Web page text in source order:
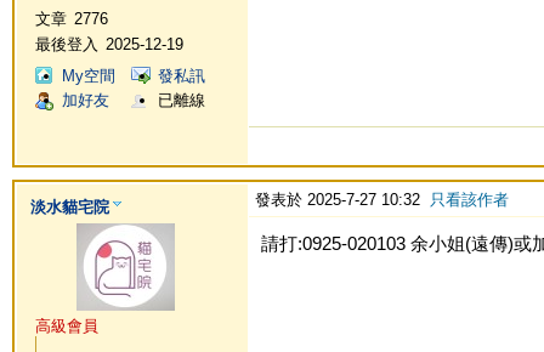
文章 2776
最後登入
2025-12-19
My空間
發私訊
加好友
已離線
淡水貓宅院
高級會員
發表於 2025-7-27 10:32 只看該作者
請打:0925-020103 余小姐(遠傳)或